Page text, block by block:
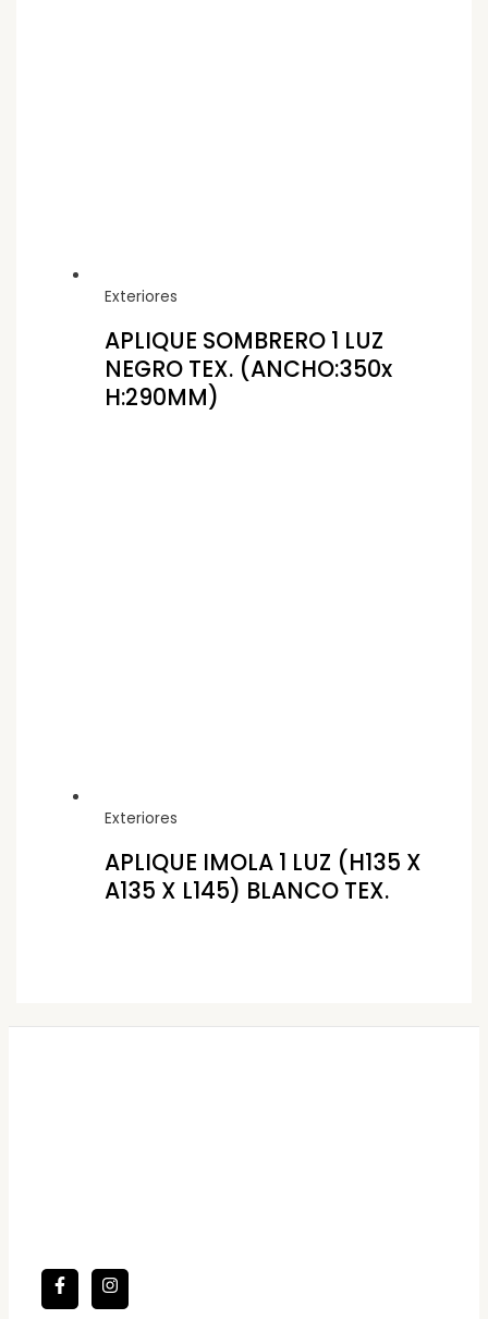
Exteriores
APLIQUE SOMBRERO 1 LUZ
NEGRO TEX. (ANCHO:350x
H:290MM)
Exteriores
APLIQUE IMOLA 1 LUZ (H135 X
A135 X L145) BLANCO TEX.